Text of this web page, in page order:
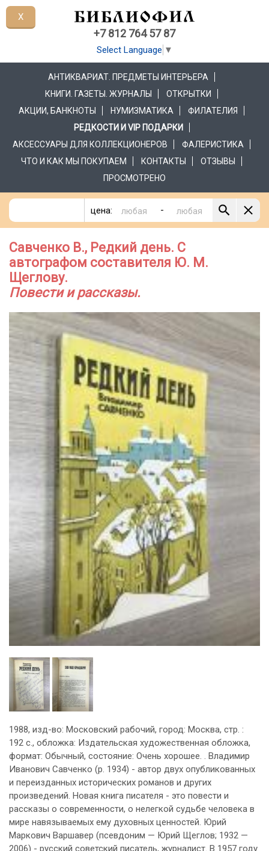
+7 812 764 57 87
Select Language ▼
АНТИКВАРИАТ. ПРЕДМЕТЫ ИНТЕРЬЕРА
КНИГИ. ГАЗЕТЫ. ЖУРНАЛЫ
ОТКРЫТКИ
АКЦИИ, БАНКНОТЫ
НУМИЗМАТИКА
ФИЛАТЕЛИЯ
РЕДКОСТИ И VIP ПОДАРКИ
АКСЕССУАРЫ ДЛЯ КОЛЛЕКЦИОНЕРОВ
ФАЛЕРИСТИКА
ЧТО И КАК МЫ ПОКУПАЕМ
КОНТАКТЫ
ОТЗЫВЫ
ПРОСМОТРЕНО
цена: -
Савченко В., Редкий день. С
автографом составителя Ю. М.
Щеглову.
Повести и рассказы.
1988, изд-во: Московский рабочий, город: Москва, стр. :
192 с., обложка: Издательская художественная обложка,
формат: Обычный, состояние: Очень хорошее. . Владимир
Иванович Савченко (р. 1934) - автор двух опубликованных
и переизданных исторических романов и других
произведений. Новая книга писателя - это повести и
рассказы о современности, о нелегкой судьбе человека в
мире навязываемых ему духовных ценностей. Юрий
Маркович Варшавер (псевдоним — Юрий Щеглов; 1932 —
2006) - русский советский писатель, журналист. В 1957 году
X